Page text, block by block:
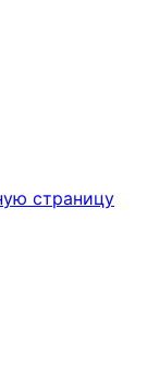
страницу